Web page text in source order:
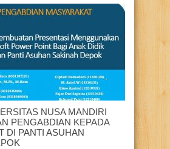
NUSA MANDIRI
PENGABDIAN KEPADA
DI PANTI ASUHAN